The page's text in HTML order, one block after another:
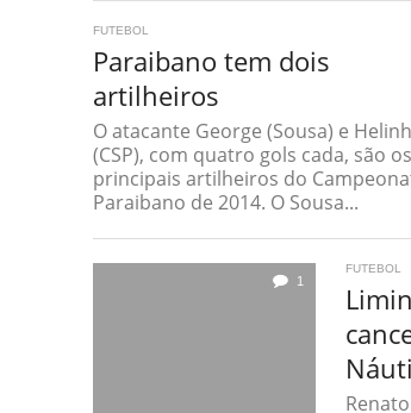
FUTEBOL
Paraibano tem dois
artilheiros
O atacante George (Sousa) e
(CSP), com quatro gols cada, são os
principais artilheiros do
Paraibano de 2014. O Sousa...
1
FUTEBOL